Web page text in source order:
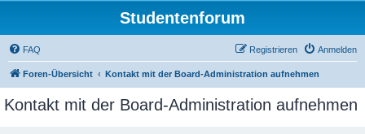
Studentenforum
FAQ Anmelden
Registrieren
Foren-Übersicht Kontakt mit der Board-Administration aufnehmen
Kontakt mit der Board-Administration aufnehmen